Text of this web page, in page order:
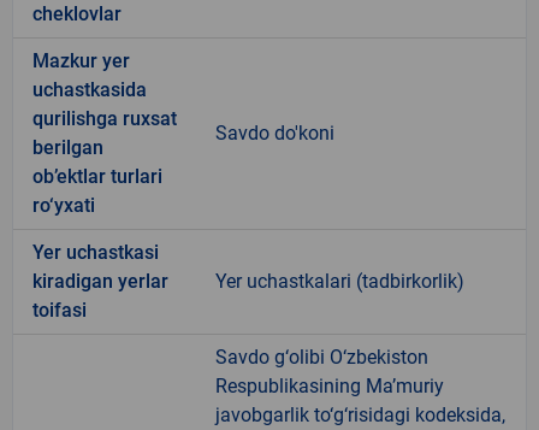
cheklovlar
Mazkur yer
uchastkasida
qurilishga ruxsat
berilgan
ob’ektlar turlari
ro‘yxati
Savdo do'koni
Yer uchastkasi
kiradigan yerlar
toifasi
Yer uchastkalari (tadbirkorlik)
Savdo g‘olibi O‘zbekiston
Respublikasining Ma’muriy
javobgarlik to‘g‘risidagi kodeksida,